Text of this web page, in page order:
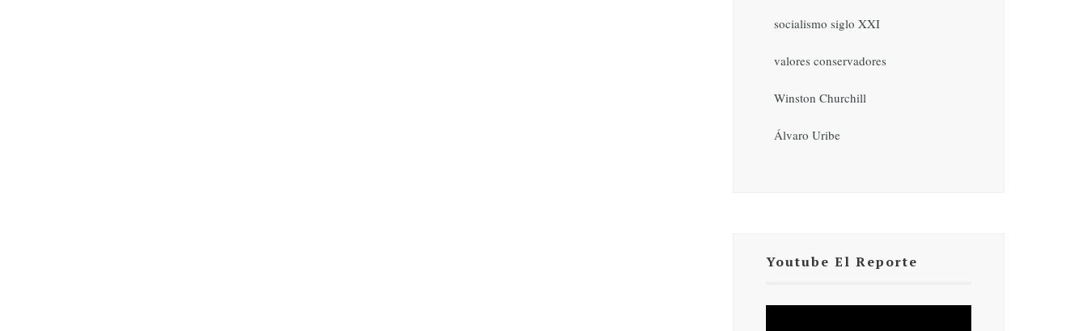
socialismo siglo XXI
valores conservadores
Winston Churchill
Álvaro Uribe
Youtube El Reporte